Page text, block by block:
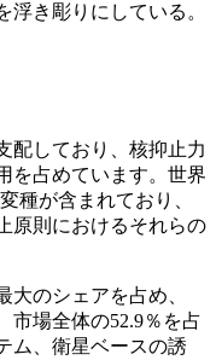
き彫りにしている。
配しており、核抑止力
を占めています。世界
種が含まれており、
原則におけるそれらの
のシェアを占め、
市場全体の52.9％を占
ム、衛星ベースの誘